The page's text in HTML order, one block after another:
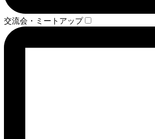
交流会・ミートアップ